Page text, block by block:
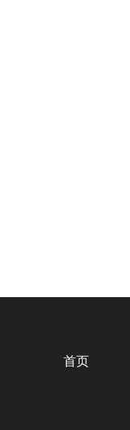
首页